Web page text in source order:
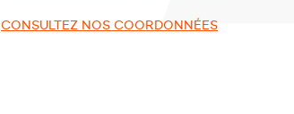
CONSULTEZ NOS COORDONNÉES